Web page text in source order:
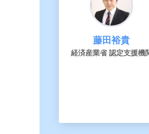
藤田裕貴
経済産業省 認定支援機